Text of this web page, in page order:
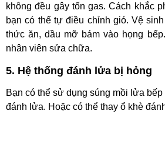
không đều gây tốn gas. Cách khắc
bạn có thể tự điều chỉnh gió. Vệ
thức ăn, dầu mỡ bám vào họng
nhân viên sửa chữa.
5. Hệ thống đánh lửa bị hỏng
Bạn có thể sử dụng súng mồi lửa
đánh lửa. Hoặc có thể thay ổ khè